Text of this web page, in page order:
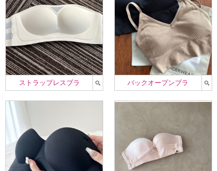
ストラップレスブラ バックオープンブラ